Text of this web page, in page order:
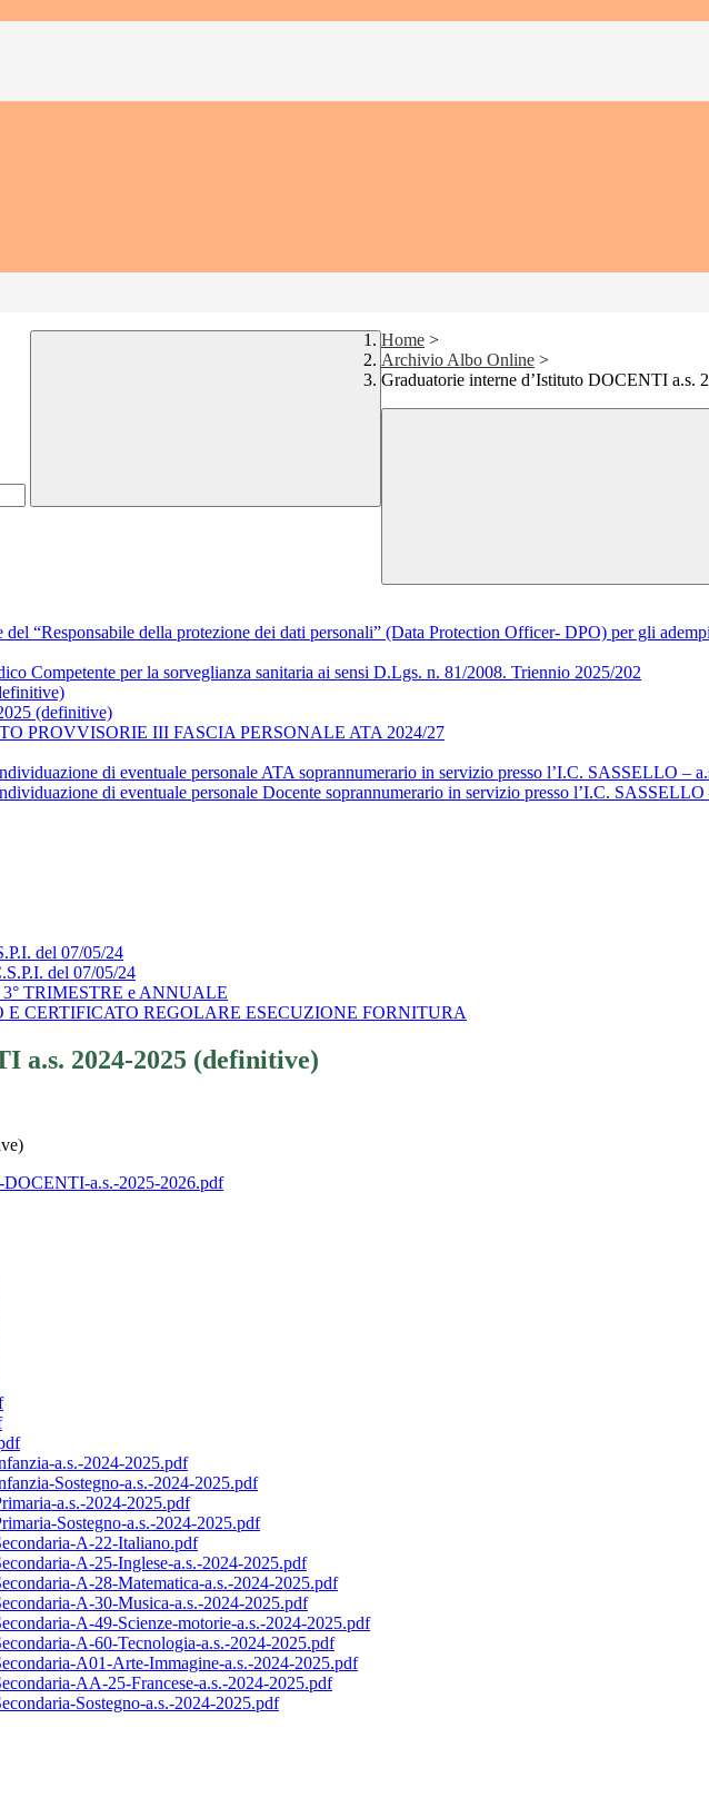
Home >
Archivio Albo Online >
Graduatorie interne d’Istituto DOCENTI a.s.
“Responsabile della protezione dei dati personali” (Data Protection Officer- DPO) per gli
Competente per la sorveglianza sanitaria ai sensi D.Lgs. n. 81/2008. Triennio 2025/202
(definitive)
PROVVISORIE III FASCIA PERSONALE ATA 2024/27
di eventuale personale ATA soprannumerario in servizio presso l’I.C. SASSELLO –
di eventuale personale Docente soprannumerario in servizio presso l’I.C. SASSELLO
del 07/05/24
del 07/05/24
TRIMESTRE e ANNUALE
CERTIFICATO REGOLARE ESECUZIONE FORNITURA
a.s. 2024-2025 (definitive)
DOCENTI-a.s.-2025-2026.pdf
a.s.-2024-2025.pdf
Sostegno-a.s.-2024-2025.pdf
a.s.-2024-2025.pdf
Sostegno-a.s.-2024-2025.pdf
A-22-Italiano.pdf
A-25-Inglese-a.s.-2024-2025.pdf
A-28-Matematica-a.s.-2024-2025.pdf
A-30-Musica-a.s.-2024-2025.pdf
A-49-Scienze-motorie-a.s.-2024-2025.pdf
A-60-Tecnologia-a.s.-2024-2025.pdf
A01-Arte-Immagine-a.s.-2024-2025.pdf
AA-25-Francese-a.s.-2024-2025.pdf
Sostegno-a.s.-2024-2025.pdf